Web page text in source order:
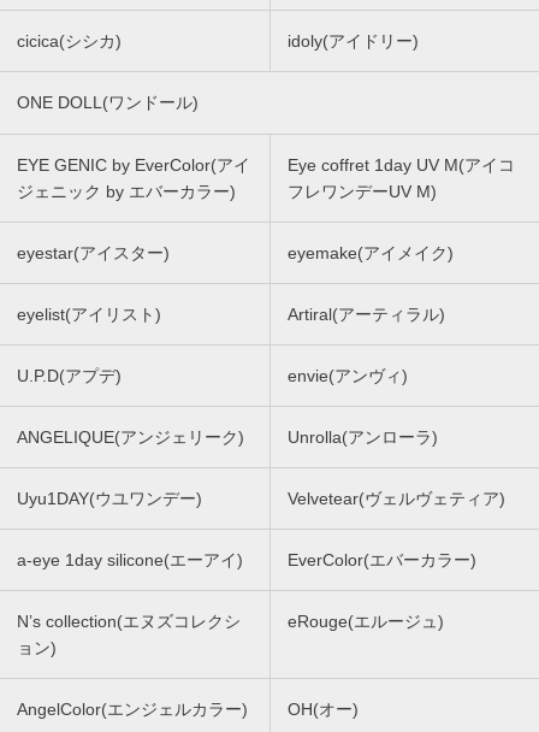
cicica(シシカ) idoly(アイドリー)
ONE DOLL(ワンドール)
EYE GENIC by EverColor(アイ
ジェニック by エバーカラー)
Eye coffret 1day UV M(アイコ
フレワンデーUV M)
eyestar(アイスター) eyemake(アイメイク)
eyelist(アイリスト) Artiral(アーティラル)
U.P.D(アプデ) envie(アンヴィ)
ANGELIQUE(アンジェリーク) Unrolla(アンローラ)
Uyu1DAY(ウユワンデー) Velvetear(ヴェルヴェティア)
a-eye 1day silicone(エーアイ) EverColor(エバーカラー)
N’s collection(エヌズコレクシ
ョン)
eRouge(エルージュ)
AngelColor(エンジェルカラー) OH(オー)